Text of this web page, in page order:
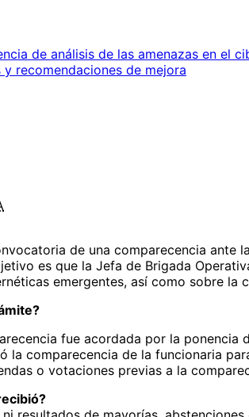
de análisis de las amenazas en el
recomendaciones de mejora
de una comparecencia ante
es que la Jefa de Brigada
emergentes, así como sobre
fue acordada por la ponencia
la comparecencia de la funcionaria
o votaciones previas a la